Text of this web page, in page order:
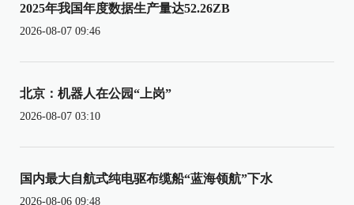
2025年我国年度数据生产量达52.26ZB
2026-08-07 09:46
北京：机器人在公园“上岗”
2026-08-07 03:10
国内最大自航式纯电驱布缆船“蓝海领航”下水
2026-08-06 09:48